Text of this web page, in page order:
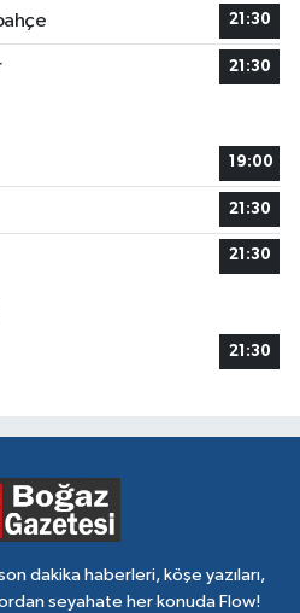
21:30
21:30
19:00
21:30
21:30
21:30
dakika haberleri, köşe yazıları,
seyahate her konuda Flow!